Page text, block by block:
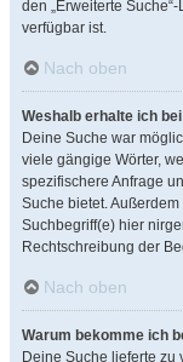
den „Erweiterte
verfügbar ist.
Nach oben
Weshalb erhalte ich
Deine Suche war
viele gängige Wörter,
spezifischere Anfrage
Suche bietet.
Suchbegriff(e) hier
Rechtschreibung der
Nach oben
Warum bekomme ich
Deine Suche lieferte zu